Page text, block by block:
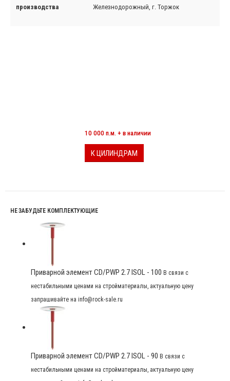
производства
Железнодорожный, г. Торжок
10 000 п.м. + в наличии
К ЦИЛИНДРАМ
НЕ ЗАБУДЬТЕ КОМПЛЕКТУЮЩИЕ
Приварной элемент CD/PWP 2.7 ISOL - 100 В связи с
нестабильными ценами на стройматериалы, актуальную цену
запрашивайте на info@rock-sale.ru
Приварной элемент CD/PWP 2.7 ISOL - 90 В связи с
нестабильными ценами на стройматериалы, актуальную цену